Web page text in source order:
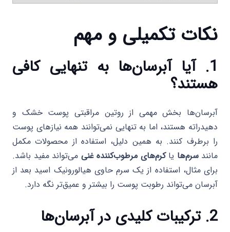
نکات تکمیلی و مهم
1. آیا آبرسان‌ها به تنهایی کافی
هستند؟
آبرسان‌ها بخش مهمی از روتین مراقبتی پوست خشک و
دهیدراته هستند، اما به تنهایی نمی‌توانند همه نیازهای پوست
را برطرف کنند. به همین دلیل، استفاده از محصولات مکمل
مانندسرم‌ها یاکرم‌های مرطوب‌کننده غنی می‌تواند مفید باشد.
برای مثال، استفاده از یک سرم حاوی هیالورونیک اسید بعد از
آبرسان می‌تواند رطوبت پوست را بیشتر و عمیق‌تر نگه دارد.
2. ترکیبات کلیدی در آبرسان‌ها